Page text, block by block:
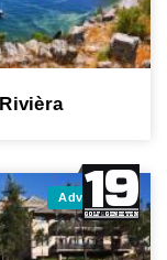
Advertorial